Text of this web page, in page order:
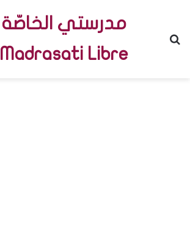
مدرستي الخاصّة
Madrasati Libre